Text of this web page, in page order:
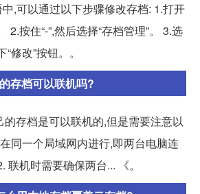
,可以通过以下步骤修改存档: 1.打开
2.按住“-”,然后选择“存档管理”。 3.选
修改”按钮。。
存档可以联机吗?
的存档是可以联机的,但是需要注意以
同一个局域网内进行,即两台电脑连
机时需要确保两台... 《。